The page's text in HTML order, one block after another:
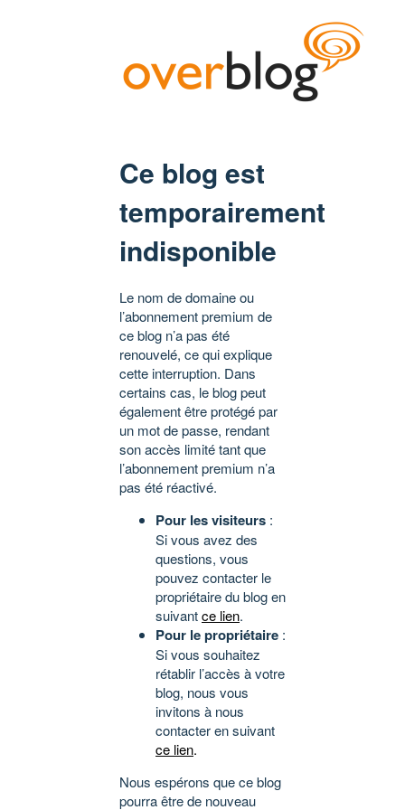
Ce blog est
temporairement
indisponible
Le nom de domaine ou
l’abonnement premium de
ce blog n’a pas été
renouvelé, ce qui explique
cette interruption. Dans
certains cas, le blog peut
également être protégé par
un mot de passe, rendant
son accès limité tant que
l’abonnement premium n’a
pas été réactivé.
Pour les visiteurs :
Si vous avez des
questions, vous
pouvez contacter le
propriétaire du blog en
suivantce lien.
Pour le propriétaire :
Si vous souhaitez
rétablir l’accès à votre
blog, nous vous
invitons à nous
contacter en suivant
ce lien.
Nous espérons que ce blog
pourra être de nouveau